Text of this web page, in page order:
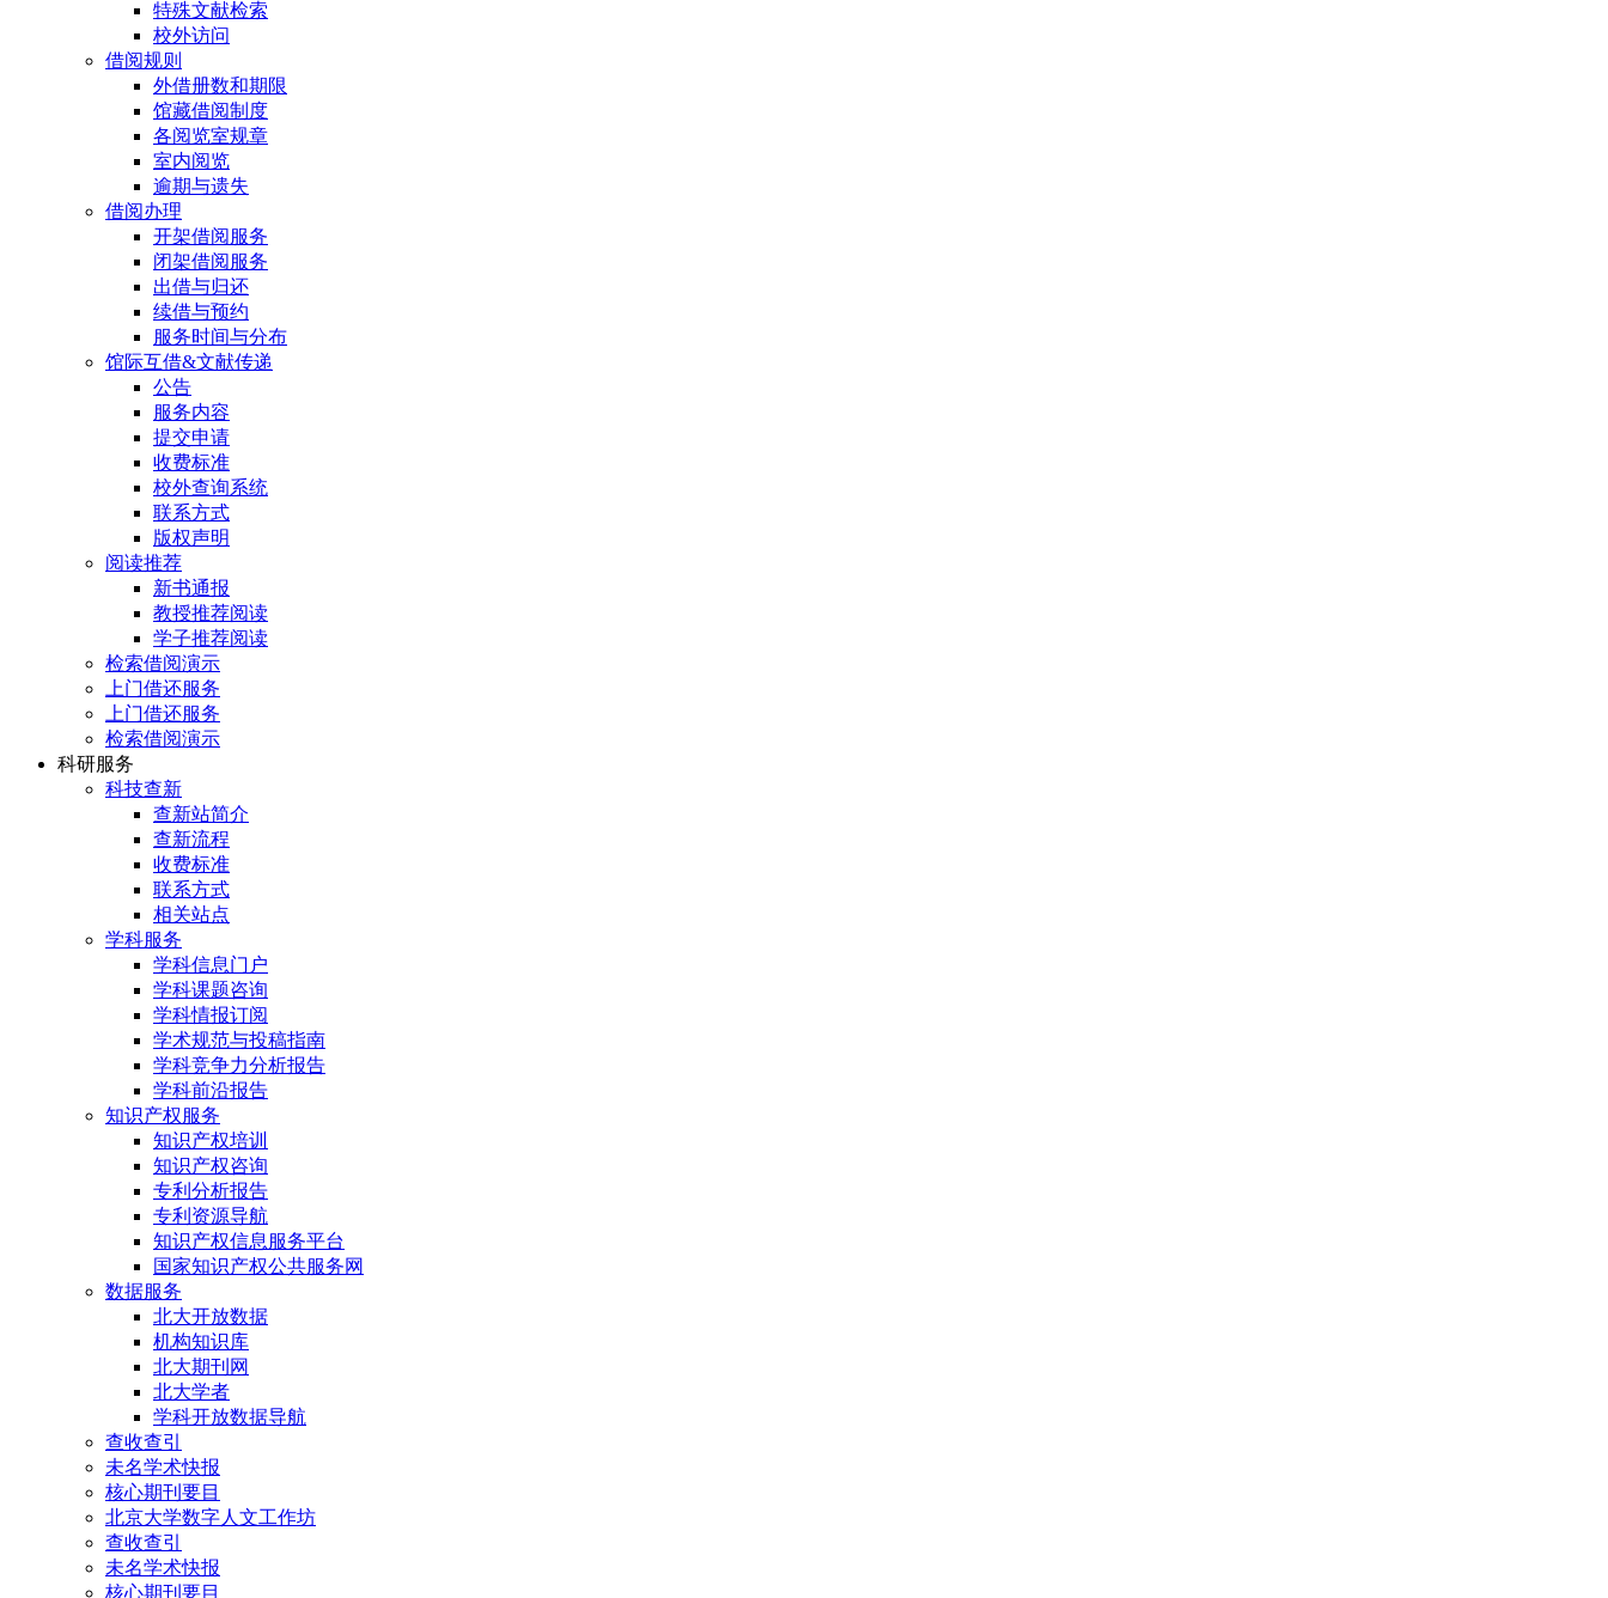
特殊文献检索
校外访问
借阅规则
外借册数和期限
馆藏借阅制度
各阅览室规章
室内阅览
逾期与遗失
借阅办理
开架借阅服务
闭架借阅服务
出借与归还
续借与预约
服务时间与分布
馆际互借&文献传递
公告
服务内容
提交申请
收费标准
校外查询系统
联系方式
版权声明
阅读推荐
新书通报
教授推荐阅读
学子推荐阅读
检索借阅演示
上门借还服务
上门借还服务
检索借阅演示
科研服务
科技查新
查新站简介
查新流程
收费标准
联系方式
相关站点
学科服务
学科信息门户
学科课题咨询
学科情报订阅
学术规范与投稿指南
学科竞争力分析报告
学科前沿报告
知识产权服务
知识产权培训
知识产权咨询
专利分析报告
专利资源导航
知识产权信息服务平台
国家知识产权公共服务网
数据服务
北大开放数据
机构知识库
北大期刊网
北大学者
学科开放数据导航
查收查引
未名学术快报
核心期刊要目
北京大学数字人文工作坊
查收查引
未名学术快报
核心期刊要目